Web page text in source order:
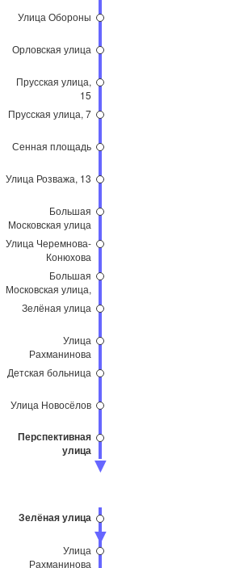
Улица Обороны
Орловская улица
Прусская улица,
15
Прусская улица, 7
Сенная площадь
Улица Розважа, 13
Большая
Московская улица
Улица Черемнова-
Конюхова
Большая
Московская улица,
Зелёная улица
Улица
Рахманинова
Детская больница
Улица Новосёлов
Перспективная
улица
Зелёная улица
Улица
Рахманинова